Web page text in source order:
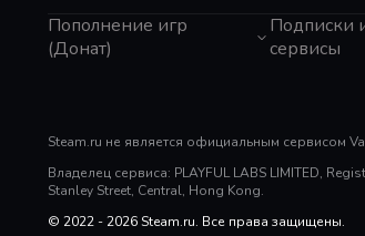
Пополнение игр
(Донат)
Genshin Impact
Super SUS
PUBG Mobile
Free Fire
Whiteout Survival
Подписки
сервисы
Telegram
Rewarble
Razer Gold
Poppo Live
Steam.ru не является официальным сервисом
Владелец сервиса: PLAYFUL LABS LIMITED,
Stanley Street, Central, Hong Kong.
© 2022 - 2026 Steam.ru. Все права защищены.